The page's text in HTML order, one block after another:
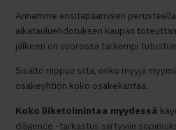
Annamme ensitapaamisen
aikatauluehdotuksen kaupan
jälkeen on vuorossa tarkempi
Sisältö riippuu siitä, onko myyjä
osakeyhtiön koko osakekantaa.
Koko liiketoimintaa myydessä
diligence -tarkastus siirtyviin